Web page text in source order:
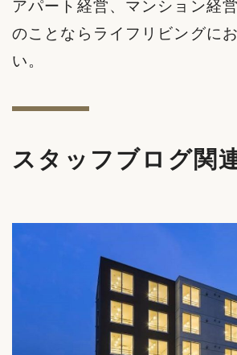
アパート経営、マンション経
のことならライフリビングに
い。
スタッフブログ関